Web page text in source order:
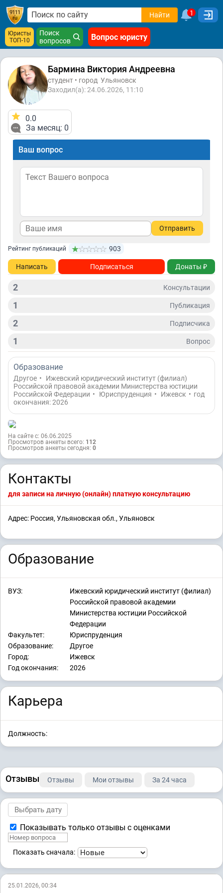
Найти 1
Юристы
ТОП-10
Поиск
вопросов
Вопрос юристу
Бармина Виктория Андреевна
студент • город Ульяновск
Заходил(а): 24.06.2026, 11:10
0.0
За месяц: 0
Ваш вопрос
Отправить
Рейтинг публикаций 903
Написать Подписаться Донаты ₽
2 Консультации
1 Публикация
2 Подписчикa
1 Вопрос
Образование
Другое •
Ижевский юридический институт (филиал)
Российской правовой академии Министерства юстиции
Российской Федерации • Юриспруденция • Ижевск • год
окончания: 2026
На сайте с: 06.06.2025
Просмотров анкеты всего: 112
Просмотров анкеты сегодня: 0
Контакты
для записи на личную (онлайн) платную консультацию
Адрес: Россия, Ульяновская обл., Ульяновск
Образование
ВУЗ:
Ижевский юридический институт (филиал)
Российской правовой академии
Министерства юстиции Российской
Федерации
Факультет:
Юриспруденция
Образование:
Другое
Город:
Ижевск
Год окончания:
2026
Карьера
Должность:
Отзывы Отзывы Мои отзывы За 24 часа
Показывать только отзывы с оценками
Показать сначала:
25.01.2026, 00:34